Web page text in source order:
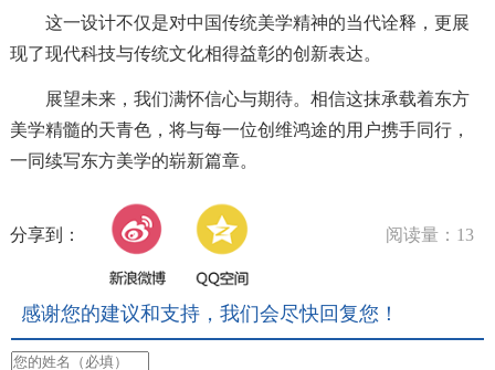
这一设计不仅是对中国传统美学精神的当代诠释，更展
现了现代科技与传统文化相得益彰的创新表达。
展望未来，我们满怀信心与期待。相信这抹承载着东方
美学精髓的天青色，将与每一位创维鸿途的用户携手同行，
一同续写东方美学的崭新篇章。
分享到： 阅读量：13
感谢您的建议和支持，我们会尽快回复您！